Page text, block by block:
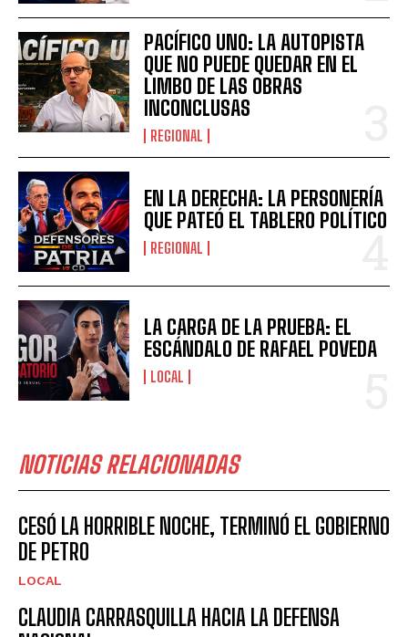
PACÍFICO UNO: LA AUTOPISTA
QUE NO PUEDE QUEDAR EN EL
LIMBO DE LAS OBRAS
INCONCLUSAS
REGIONAL
EN LA DERECHA: LA PERSONERÍA
QUE PATEÓ EL TABLERO POLÍTICO
REGIONAL
LA CARGA DE LA PRUEBA: EL
ESCÁNDALO DE RAFAEL POVEDA
LOCAL
NOTICIAS RELACIONADAS
CESÓ LA HORRIBLE NOCHE, TERMINÓ EL GOBIERNO
DE PETRO
LOCAL
CLAUDIA CARRASQUILLA HACIA LA DEFENSA